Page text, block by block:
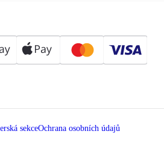
sekceOchrana osobních údajů